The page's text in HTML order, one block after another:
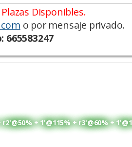
Disponibles.
o por mensaje privado.
+ 1'@115% + r3'@60% +